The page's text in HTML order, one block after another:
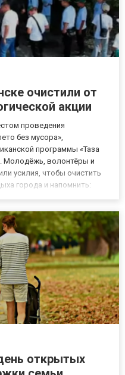
очистили от
акции
проведения
без мусора»,
программы «Таза
Молодёжь, волонтёры и
усилия, чтобы очистить
города и напомнить:
открытых